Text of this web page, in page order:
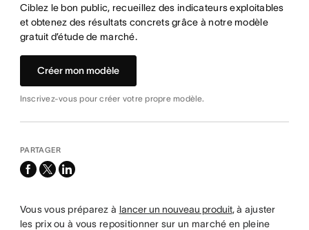
Ciblez le bon public, recueillez des indicateurs exploitables
et obtenez des résultats concrets grâce à notre modèle
gratuit d’étude de marché.
Créer mon modèle
Inscrivez-vous pour créer votre propre modèle.
PARTAGER
facebook
x-
linkedin
Vous vous préparez à lancer un nouveau produit, à ajuster
les prix ou à vous repositionner sur un marché en pleine